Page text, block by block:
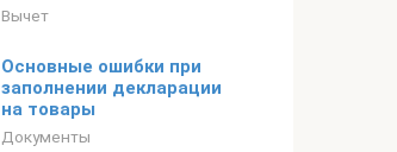
Вычет
Основные ошибки при
заполнении декларации
на товары
Документы